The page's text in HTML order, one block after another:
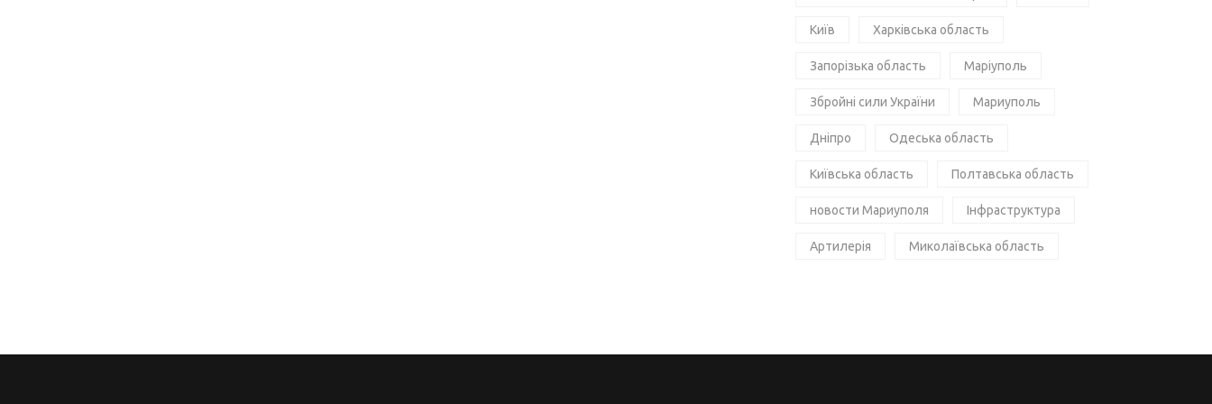
Київ Харківська область
Запорізька область Маріуполь
Збройні сили України Мариуполь
Дніпро Одеська область
Київська область Полтавська область
новости Мариуполя Інфраструктура
Артилерія Миколаївська область